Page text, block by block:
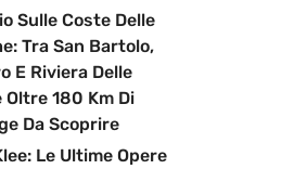
Sulle Coste Delle
Tra San Bartolo,
E Riviera Delle
Oltre 180 Km Di
Da Scoprire
Le Ultime Opere